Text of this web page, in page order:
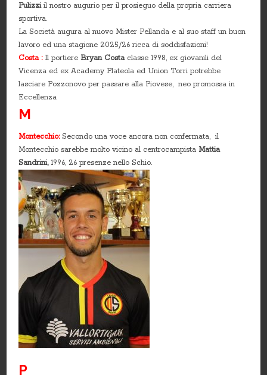
Pulizziil nostro augurio per il prosieguo della propria carriera
sportiva.
La Società augura al nuovo Mister Pellanda e al suo staff un buon
lavoro ed una stagione 2025/26 ricca di soddisfazioni!
Costa :Il portiereBryan Costaclasse 1998, ex giovanili del
Vicenza ed ex Academy Plateola ed Union Torri potrebbe
lasciare Pozzonovo per passare alla Piovese, neo promossa in
Eccellenza
M
Montecchio:Secondo una voce ancora non confermata, il
Montecchio sarebbe molto vicino al centrocampistaMattia
Sandrini,1996, 26 presenze nello Schio.
P